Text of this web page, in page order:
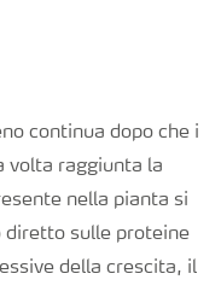
continua dopo che i
volta raggiunta la
nella pianta si
diretto sulle proteine
della crescita, il